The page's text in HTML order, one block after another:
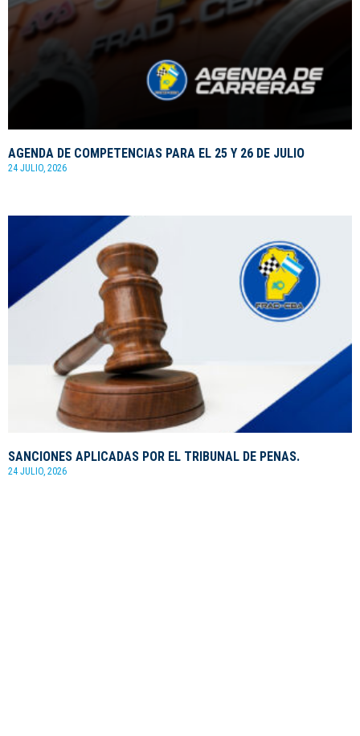
AGENDA DE COMPETENCIAS PARA EL 25 Y 26 DE JULIO
24 JULIO, 2026
SANCIONES APLICADAS POR EL TRIBUNAL DE PENAS.
24 JULIO, 2026